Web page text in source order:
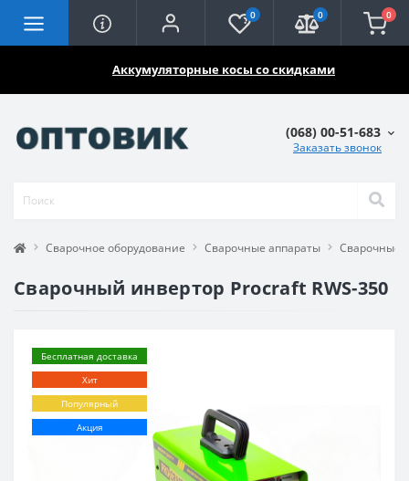
Аккумуляторные косы со скидками
0 0 0
(068) 00-51-683
Заказать звонок
Сварочное оборудование Сварочные аппараты Сварочные
Сварочный инвертор Procraft RWS-350
Бесплатная доставка
Хит
Популярный
Акция